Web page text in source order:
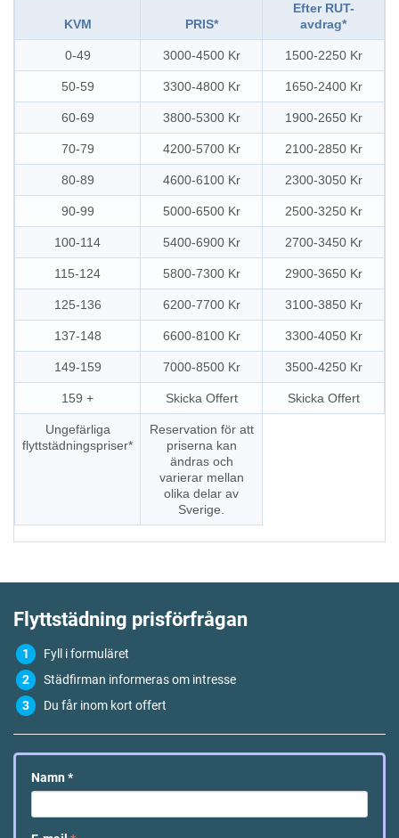
KVM PRIS*
Efter RUT-
avdrag*
0-49 3000-4500 Kr 1500-2250 Kr
50-59 3300-4800 Kr 1650-2400 Kr
60-69 3800-5300 Kr 1900-2650 Kr
70-79 4200-5700 Kr 2100-2850 Kr
80-89 4600-6100 Kr 2300-3050 Kr
90-99 5000-6500 Kr 2500-3250 Kr
100-114 5400-6900 Kr 2700-3450 Kr
115-124 5800-7300 Kr 2900-3650 Kr
125-136 6200-7700 Kr 3100-3850 Kr
137-148 6600-8100 Kr 3300-4050 Kr
149-159 7000-8500 Kr 3500-4250 Kr
159 + Skicka Offert Skicka Offert
Ungefärliga
flyttstädningspriser*
Reservation för att
priserna kan
ändras och
varierar mellan
olika delar av
Sverige.
Flyttstädning prisförfrågan
Fyll i formuläret
Städfirman informeras om intresse
Du får inom kort offert
Namn *